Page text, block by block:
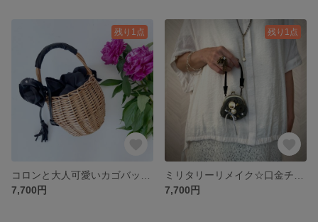
残り1点
7,700円
残り1点
7,700円